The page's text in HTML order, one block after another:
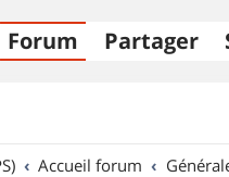
Forum Partager
Accueil forum